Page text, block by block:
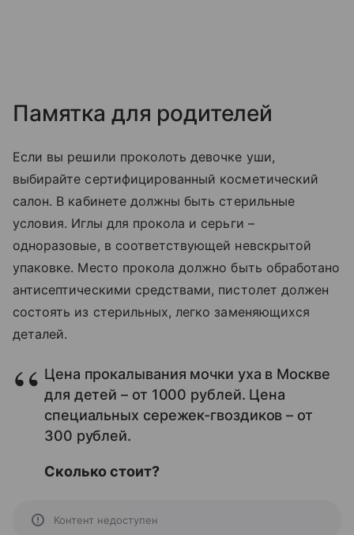
Памятка для родителей
Если вы решили проколоть девочке уши,
выбирайте сертифицированный косметический
салон. В кабинете должны быть стерильные
условия. Иглы для прокола и серьги –
одноразовые, в соответствующей невскрытой
упаковке. Место прокола должно быть обработано
антисептическими средствами, пистолет должен
состоять из стерильных, легко заменяющихся
деталей.
Цена прокалывания мочки уха в Москве
для детей – от 1000 рублей. Цена
специальных сережек-гвоздиков – от
300 рублей.
Сколько стоит?
Контент недоступен